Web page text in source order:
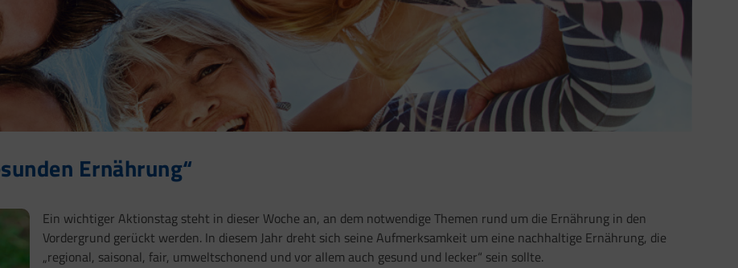
Ernährung“
Ein wichtiger Aktionstag steht in dieser Woche an, an dem notwendige Themen rund um die Ernährung in den
Vordergrund gerückt werden. In diesem Jahr dreht sich seine Aufmerksamkeit um eine nachhaltige Ernährung, die
„regional, saisonal, fair, umweltschonend und vor allem auch gesund und lecker“ sein sollte.